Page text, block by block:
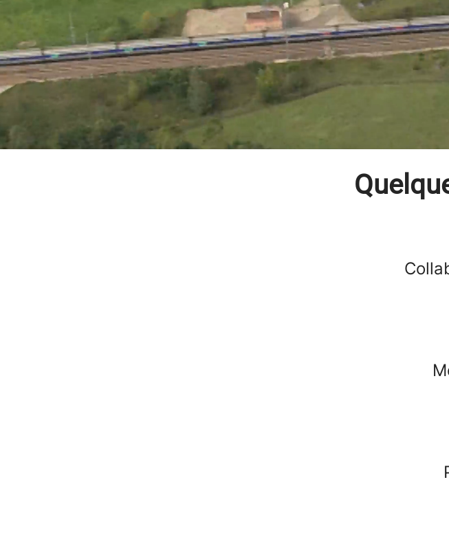
pour réseaux d’énergie
continuellement en France et
le développement des
la plus grande entité